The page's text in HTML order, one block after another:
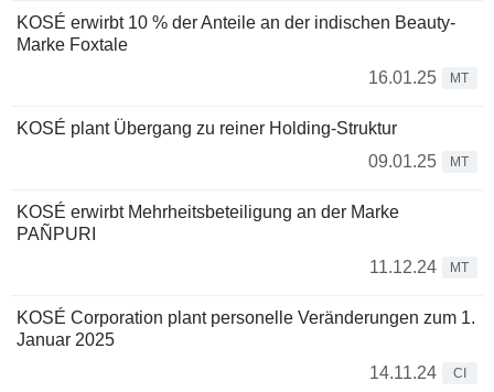
KOSÉ erwirbt 10 % der Anteile an der indischen Beauty-
Marke Foxtale
16.01.25
MT
KOSÉ plant Übergang zu reiner Holding-Struktur
09.01.25
MT
KOSÉ erwirbt Mehrheitsbeteiligung an der Marke
PAÑPURI
11.12.24
MT
KOSÉ Corporation plant personelle Veränderungen zum 1.
Januar 2025
14.11.24
CI